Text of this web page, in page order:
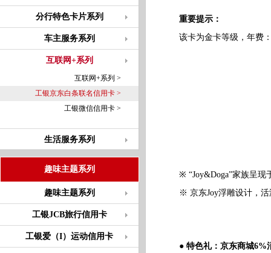
分行特色卡片系列
车主服务系列
互联网+系列
互联网+系列 >
工银京东白条联名信用卡 >
工银微信信用卡 >
生活服务系列
趣味主题系列
趣味主题系列
工银JCB旅行信用卡
工银爱（I）运动信用卡
重要提示：
该卡为金卡等级，年费：
※ “Joy&Doga”家族呈现
※ 京东Joy浮雕设计，活
● 特色礼：京东商城6%